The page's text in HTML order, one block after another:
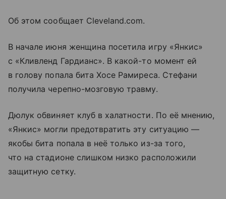
Об этом сообщает Cleveland.com.
В начале июня женщина посетила игру «Янкис»
с «Кливленд Гардианс». В какой-то момент ей
в голову попала бита Хосе Рамиреса. Стефани
получила черепно-мозговую травму.
Дюлук обвиняет клуб в халатности. По её мнению,
«Янкис» могли предотвратить эту ситуацию —
якобы бита попала в неё только из-за того,
что на стадионе слишком низко расположили
защитную сетку.